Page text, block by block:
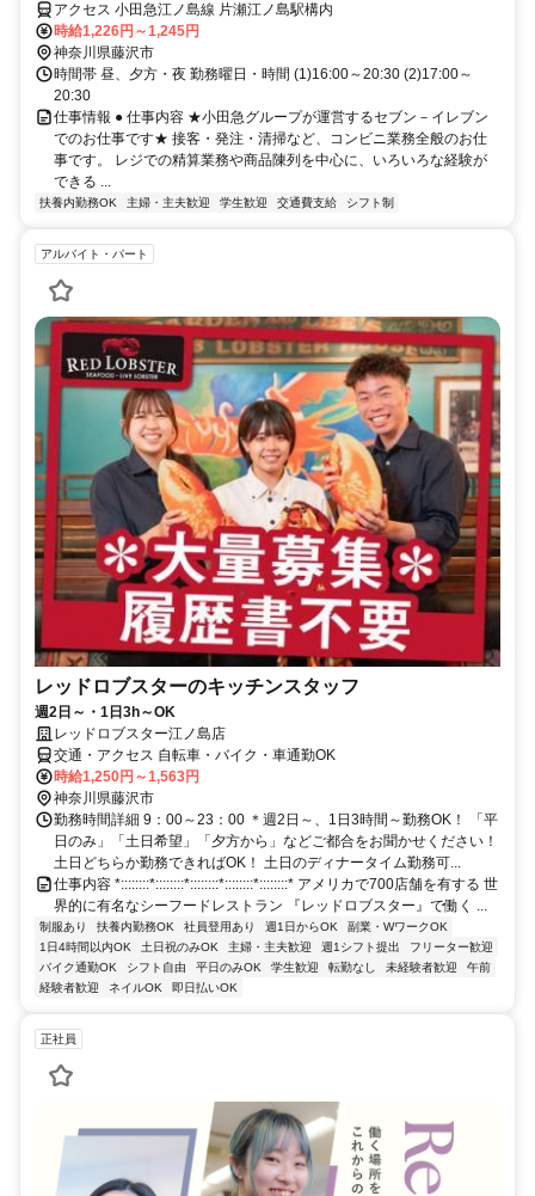
アクセス 小田急江ノ島線 片瀬江ノ島駅構内
時給1,226円～1,245円
神奈川県藤沢市
時間帯 昼、夕方・夜 勤務曜日・時間 (1)16:00～20:30 (2)17:00～
20:30
仕事情報 ● 仕事内容 ★小田急グループが運営するセブン－イレブン
でのお仕事です★ 接客・発注・清掃など、コンビニ業務全般のお仕
事です。 レジでの精算業務や商品陳列を中心に、いろいろな経験が
できる ...
扶養内勤務OK 主婦・主夫歓迎 学生歓迎 交通費支給 シフト制
アルバイト・パート
レッドロブスターのキッチンスタッフ
週2日～・1日3h～OK
レッドロブスター江ノ島店
交通・アクセス 自転車・バイク・車通勤OK
時給1,250円～1,563円
神奈川県藤沢市
勤務時間詳細 9：00～23：00 ＊週2日～、1日3時間～勤務OK！ 「平
日のみ」「土日希望」「夕方から」などご都合をお聞かせください！
土日どちらか勤務できればOK！ 土日のディナータイム勤務可...
仕事内容 *::::::::*::::::::*::::::::*::::::::*::::::::* アメリカで700店舗を有する 世
界的に有名なシーフードレストラン 『レッドロブスター』で働く ...
制服あり 扶養内勤務OK 社員登用あり 週1日からOK
副業・WワークOK
1日4時間以内OK
土日祝のみOK 主婦・主夫歓迎 週1シフト提出
フリーター歓迎
バイク通勤OK
シフト自由 平日のみOK 学生歓迎 転勤なし 未経験者歓迎
午前
経験者歓迎
ネイルOK 即日払いOK
正社員